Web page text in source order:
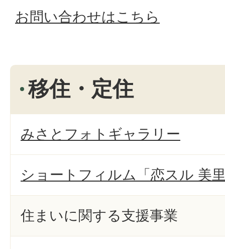
お問い合わせはこちら
移住・定住
みさとフォトギャラリー
ショートフィルム「恋スル 美
住まいに関する支援事業